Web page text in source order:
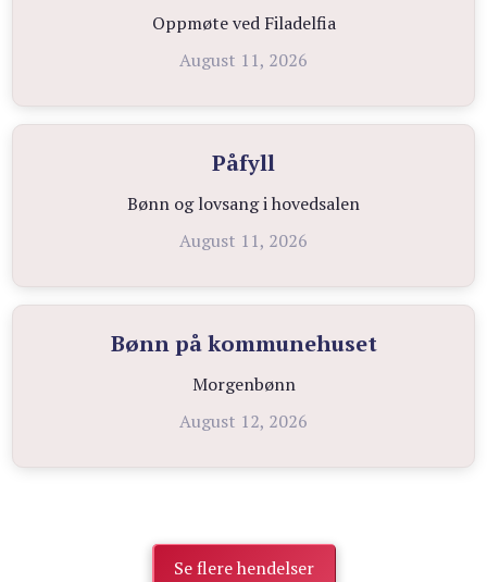
Oppmøte ved Filadelfia
August 11, 2026
Påfyll
Bønn og lovsang i hovedsalen
August 11, 2026
Bønn på kommunehuset
Morgenbønn
August 12, 2026
Se flere hendelser